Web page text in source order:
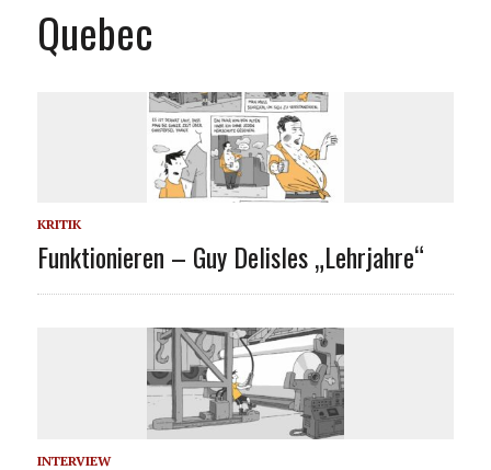
Quebec
KRITIK
Funktionieren – Guy Delisles „Lehrjahre“
INTERVIEW